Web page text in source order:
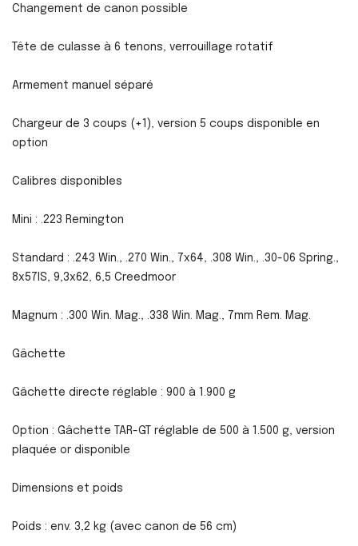
Changement de canon possible
Tête de culasse à 6 tenons, verrouillage rotatif
Armement manuel séparé
Chargeur de 3 coups (+1), version 5 coups disponible en
option
Calibres disponibles
Mini : .223 Remington
Standard : .243 Win., .270 Win., 7x64, .308 Win., .30-06 Spring.,
8x57IS, 9,3x62, 6,5 Creedmoor
Magnum : .300 Win. Mag., .338 Win. Mag., 7mm Rem. Mag.
Gâchette
Gâchette directe réglable : 900 à 1.900 g
Option : Gâchette TAR-GT réglable de 500 à 1.500 g, version
plaquée or disponible
Dimensions et poids
Poids : env. 3,2 kg (avec canon de 56 cm)